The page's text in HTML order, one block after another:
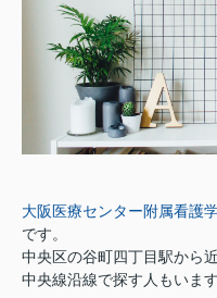
大阪医療センター附属看護
です。
中央区の谷町四丁目駅から
中央線沿線で探す人もいます